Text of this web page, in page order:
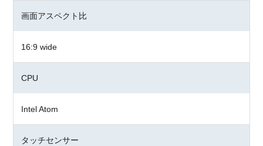
画面アスペクト比
16:9 wide
CPU
Intel Atom
タッチセンサー